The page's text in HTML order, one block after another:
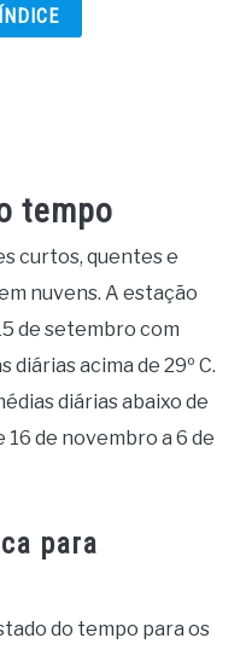
tempo
curtos, quentes e
nuvens. A estação
de setembro com
acima de 29º C.
diárias abaixo de
16 de novembro a 6 de
para
do tempo para os